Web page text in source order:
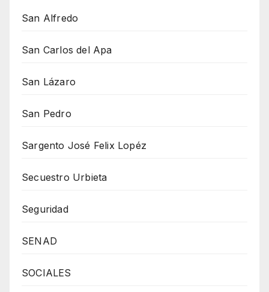
San Alfredo
San Carlos del Apa
San Lázaro
San Pedro
Sargento José Felix Lopéz
Secuestro Urbieta
Seguridad
SENAD
SOCIALES